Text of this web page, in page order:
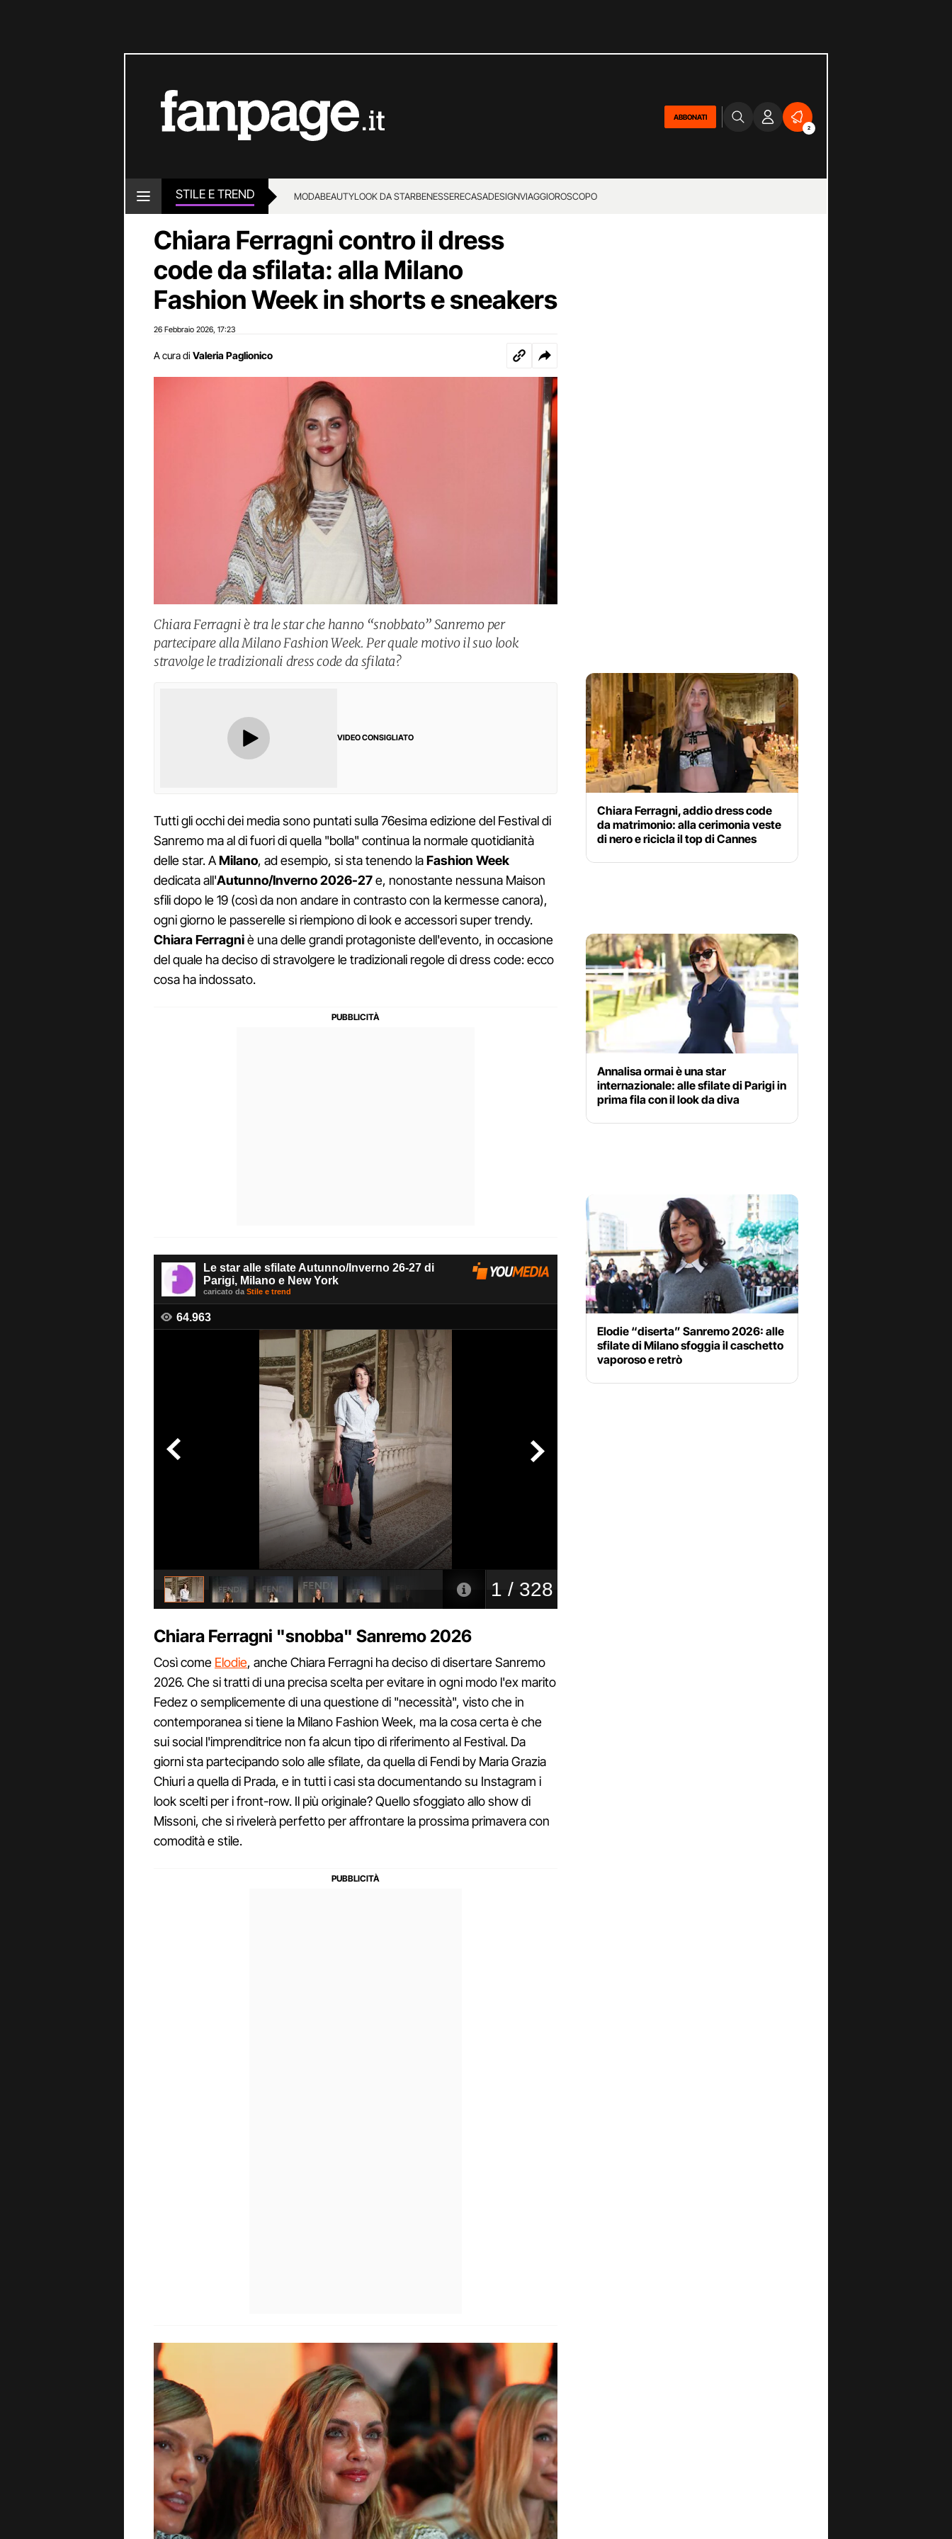
ABBONATI
2
STILE E TREND MODABEAUTYLOOK DA STARBENESSERECASADESIGNVIAGGIOROSCOPO
Chiara Ferragni contro il dress
code da sfilata: alla Milano
Fashion Week in shorts e sneakers
26 Febbraio 2026 17:23
A cura di Valeria Paglionico
Chiara Ferragni è tra le star che hanno “snobbato” Sanremo per
partecipare alla Milano Fashion Week. Per quale motivo il suo look
stravolge le tradizionali dress code da sfilata?
VIDEO CONSIGLIATO
Tutti gli occhi dei media sono puntati sulla 76esima edizione del Festival di
Sanremo ma al di fuori di quella "bolla" continua la normale quotidianità
delle star. AMilano, ad esempio, si sta tenendo laFashion Week
dedicata all'Autunno/Inverno 2026-27e, nonostante nessuna Maison
sfili dopo le 19 (così da non andare in contrasto con la kermesse canora),
ogni giorno le passerelle si riempiono di look e accessori super trendy.
Chiara Ferragniè una delle grandi protagoniste dell'evento, in occasione
del quale ha deciso di stravolgere le tradizionali regole di dress code: ecco
cosa ha indossato.
Chiara Ferragni "snobba" Sanremo 2026
Così come Elodie, anche Chiara Ferragni ha deciso di disertare Sanremo
2026. Che si tratti di una precisa scelta per evitare in ogni modo l'ex marito
Fedez o semplicemente di una questione di "necessità", visto che in
contemporanea si tiene la Milano Fashion Week, ma la cosa certa è che
sui social l'imprenditrice non fa alcun tipo di riferimento al Festival. Da
giorni sta partecipando solo alle sfilate, da quella di Fendi by Maria Grazia
Chiuri a quella di Prada, e in tutti i casi sta documentando su Instagram i
look scelti per i front-row. Il più originale? Quello sfoggiato allo show di
Missoni, che si rivelerà perfetto per affrontare la prossima primavera con
comodità e stile.
Chiara Ferragni, addio dress code
da matrimonio: alla cerimonia veste
di nero e ricicla il top di Cannes
Annalisa ormai è una star
internazionale: alle sfilate di Parigi in
prima fila con il look da diva
Elodie “diserta” Sanremo 2026: alle
sfilate di Milano sfoggia il caschetto
vaporoso e retrò